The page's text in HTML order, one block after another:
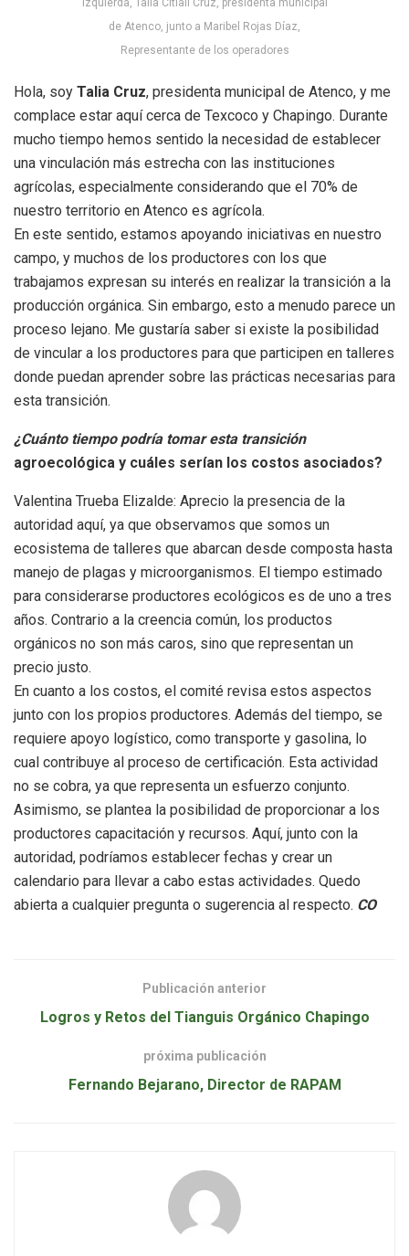
de Atenco, junto a Maribel Rojas Díaz,
Representante de los operadores
Hola, soy Talia Cruz, presidenta municipal de Atenco, y me
complace estar aquí cerca de Texcoco y Chapingo. Durante
mucho tiempo hemos sentido la necesidad de establecer
una vinculación más estrecha con las instituciones
agrícolas, especialmente considerando que el 70% de
nuestro territorio en Atenco es agrícola.
En este sentido, estamos apoyando iniciativas en nuestro
campo, y muchos de los productores con los que
trabajamos expresan su interés en realizar la transición a la
producción orgánica. Sin embargo, esto a menudo parece un
proceso lejano. Me gustaría saber si existe la posibilidad
de vincular a los productores para que participen en talleres
donde puedan aprender sobre las prácticas necesarias para
esta transición.
¿Cuánto tiempo podría tomar esta transición
agroecológica y cuáles serían los costos asociados?
Valentina Trueba Elizalde: Aprecio la presencia de la
autoridad aquí, ya que observamos que somos un
ecosistema de talleres que abarcan desde composta hasta
manejo de plagas y microorganismos. El tiempo estimado
para considerarse productores ecológicos es de uno a tres
años. Contrario a la creencia común, los productos
orgánicos no son más caros, sino que representan un
precio justo.
En cuanto a los costos, el comité revisa estos aspectos
junto con los propios productores. Además del tiempo, se
requiere apoyo logístico, como transporte y gasolina, lo
cual contribuye al proceso de certificación. Esta actividad
no se cobra, ya que representa un esfuerzo conjunto.
Asimismo, se plantea la posibilidad de proporcionar a los
productores capacitación y recursos. Aquí, junto con la
autoridad, podríamos establecer fechas y crear un
calendario para llevar a cabo estas actividades. Quedo
abierta a cualquier pregunta o sugerencia al respecto. CO
Publicación anterior
Logros y Retos del Tianguis Orgánico Chapingo
próxima publicación
Fernando Bejarano, Director de RAPAM